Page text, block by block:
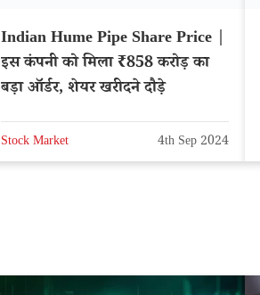
Indian Hume Pipe Share Price |
इस कंपनी को मिला ₹858 करोड़ का
बड़ा ऑर्डर, शेयर खरीदने दौड़े
Stock Market 4th Sep 2024